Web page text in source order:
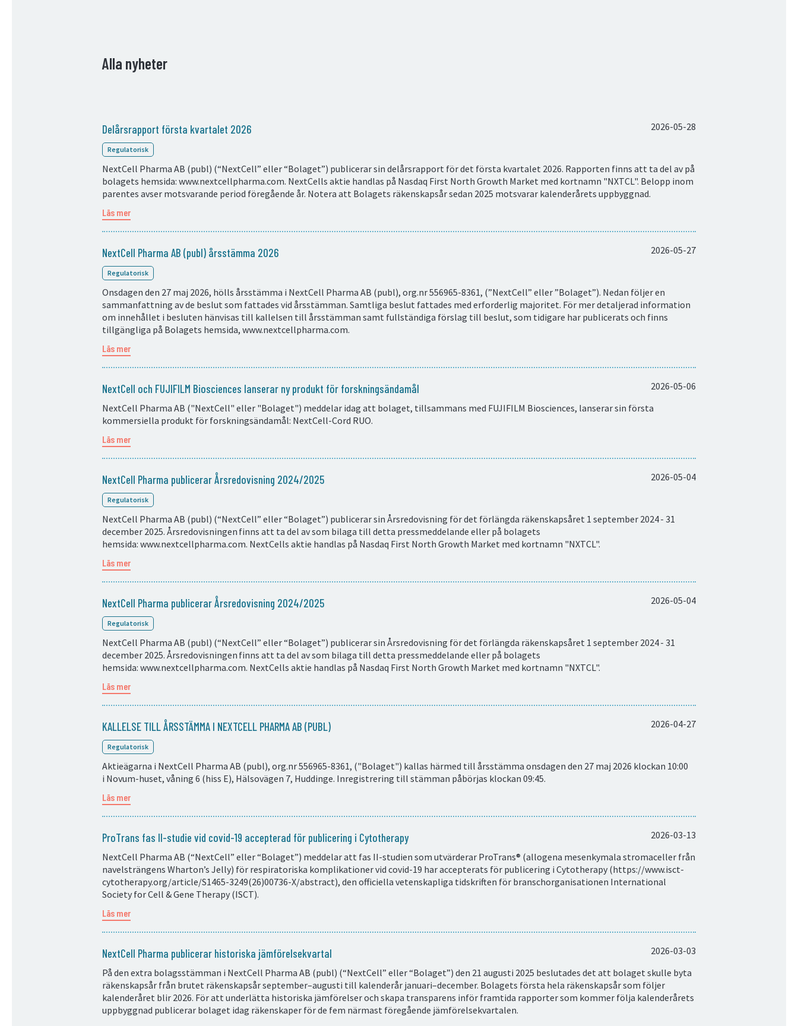
Alla nyheter
2026-05-28
Delårsrapport första kvartalet 2026
Regulatorisk
NextCell Pharma AB (publ) (“NextCell” eller “Bolaget”) publicerar sin delårsrapport för det första kvartalet 2026. Rapporten finns att ta del av på
bolagets hemsida: www.nextcellpharma.com. NextCells aktie handlas på Nasdaq First North Growth Market med kortnamn "NXTCL". Belopp inom
parentes avser motsvarande period föregående år. Notera att Bolagets räkenskapsår sedan 2025 motsvarar kalenderårets uppbyggnad.
Läs mer
2026-05-27
NextCell Pharma AB (publ) årsstämma 2026
Regulatorisk
Onsdagen den 27 maj 2026, hölls årsstämma i NextCell Pharma AB (publ), org.nr 556965-8361, (”NextCell” eller ”Bolaget”). Nedan följer en
sammanfattning av de beslut som fattades vid årsstämman. Samtliga beslut fattades med erforderlig majoritet. För mer detaljerad information
om innehållet i besluten hänvisas till kallelsen till årsstämman samt fullständiga förslag till beslut, som tidigare har publicerats och finns
tillgängliga på Bolagets hemsida, www.nextcellpharma.com.
Läs mer
2026-05-06
NextCell och FUJIFILM Biosciences lanserar ny produkt för forskningsändamål
NextCell Pharma AB ("NextCell" eller "Bolaget") meddelar idag att bolaget, tillsammans med FUJIFILM Biosciences, lanserar sin första
kommersiella produkt för forskningsändamål: NextCell-Cord RUO.
Läs mer
2026-05-04
NextCell Pharma publicerar Årsredovisning 2024/2025
Regulatorisk
NextCell Pharma AB (publ) (“NextCell” eller “Bolaget”) publicerar sin Årsredovisning för det förlängda räkenskapsåret 1 september 2024 - 31
december 2025. Årsredovisningen finns att ta del av som bilaga till detta pressmeddelande eller på bolagets
hemsida: www.nextcellpharma.com. NextCells aktie handlas på Nasdaq First North Growth Market med kortnamn "NXTCL".
Läs mer
2026-05-04
NextCell Pharma publicerar Årsredovisning 2024/2025
Regulatorisk
NextCell Pharma AB (publ) (“NextCell” eller “Bolaget”) publicerar sin Årsredovisning för det förlängda räkenskapsåret 1 september 2024 - 31
december 2025. Årsredovisningen finns att ta del av som bilaga till detta pressmeddelande eller på bolagets
hemsida: www.nextcellpharma.com. NextCells aktie handlas på Nasdaq First North Growth Market med kortnamn "NXTCL".
Läs mer
2026-04-27
KALLELSE TILL ÅRSSTÄMMA I NEXTCELL PHARMA AB (PUBL)
Regulatorisk
Aktieägarna i NextCell Pharma AB (publ), org.nr 556965-8361, ("Bolaget") kallas härmed till årsstämma onsdagen den 27 maj 2026 klockan 10:00
i Novum-huset, våning 6 (hiss E), Hälsovägen 7, Huddinge. Inregistrering till stämman påbörjas klockan 09:45.
Läs mer
2026-03-13
ProTrans fas II-studie vid covid-19 accepterad för publicering i Cytotherapy
NextCell Pharma AB (“NextCell” eller “Bolaget”) meddelar att fas II-studien som utvärderar ProTrans® (allogena mesenkymala stromaceller från
navelsträngens Wharton’s Jelly) för respiratoriska komplikationer vid covid-19 har accepterats för publicering i Cytotherapy (https://www.isct-
cytotherapy.org/article/S1465-3249(26)00736-X/abstract), den officiella vetenskapliga tidskriften för branschorganisationen International
Society for Cell & Gene Therapy (ISCT).
Läs mer
2026-03-03
NextCell Pharma publicerar historiska jämförelsekvartal
På den extra bolagsstämman i NextCell Pharma AB (publ) (“NextCell” eller “Bolaget”) den 21 augusti 2025 beslutades det att bolaget skulle byta
räkenskapsår från brutet räkenskapsår september–augusti till kalenderår januari–december. Bolagets första hela räkenskapsår som följer
kalenderåret blir 2026. För att underlätta historiska jämförelser och skapa transparens inför framtida rapporter som kommer följa kalenderårets
uppbyggnad publicerar bolaget idag räkenskaper för de fem närmast föregående jämförelsekvartalen.